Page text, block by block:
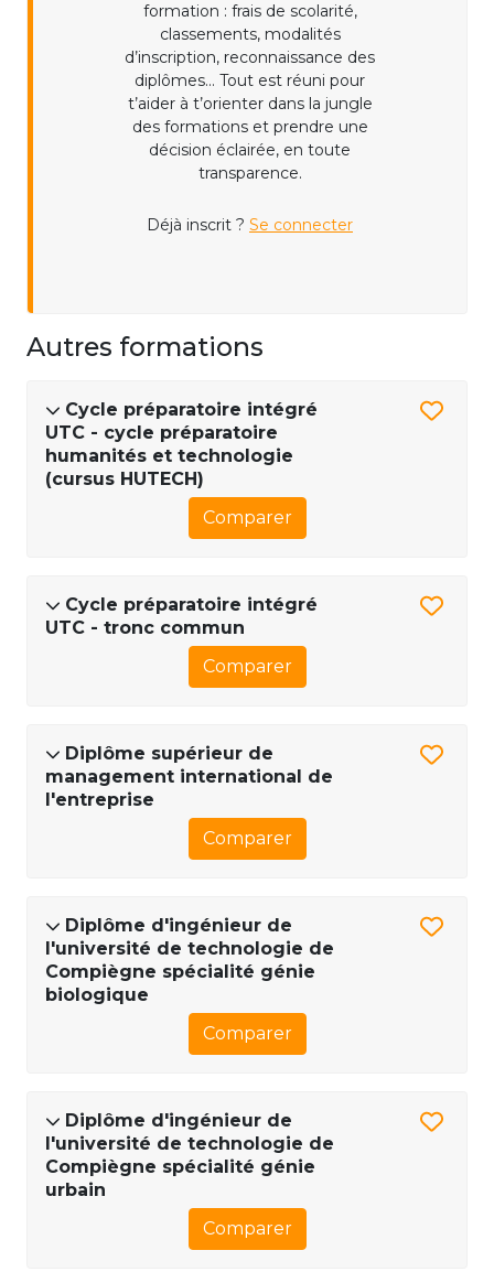
formation : frais de scolarité,
classements, modalités
d’inscription, reconnaissance des
diplômes... Tout est réuni pour
t’aider à t’orienter dans la jungle
des formations et prendre une
décision éclairée, en toute
transparence.
Déjà inscrit ? Se connecter
Autres formations
Cycle préparatoire intégré
UTC - cycle préparatoire
humanités et technologie
(cursus HUTECH)
Comparer
Cycle préparatoire intégré
UTC - tronc commun
Comparer
Diplôme supérieur de
management international de
l'entreprise
Comparer
Diplôme d'ingénieur de
l'université de technologie de
Compiègne spécialité génie
biologique
Comparer
Diplôme d'ingénieur de
l'université de technologie de
Compiègne spécialité génie
urbain
Comparer